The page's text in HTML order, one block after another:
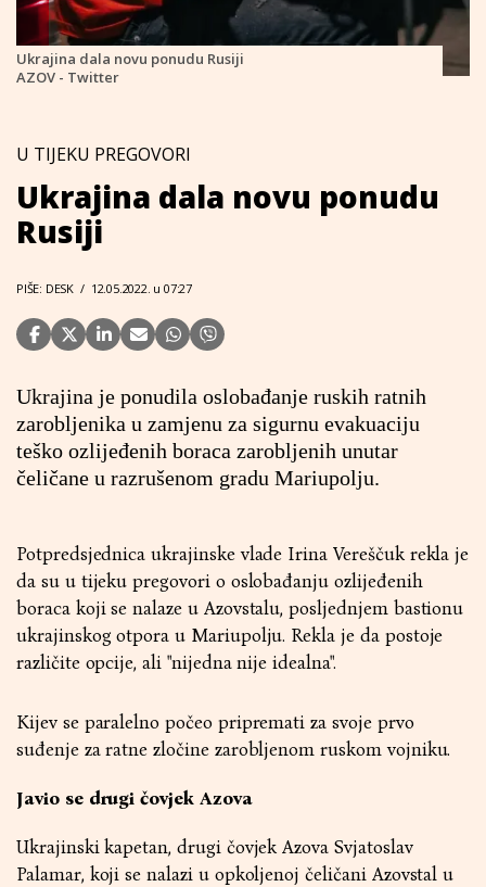
Ukrajina dala novu ponudu Rusiji
AZOV - Twitter
U TIJEKU PREGOVORI
Ukrajina dala novu ponudu
Rusiji
PIŠE: DESK / 12.05.2022. u 07:27
Ukrajina je ponudila oslobađanje ruskih ratnih
zarobljenika u zamjenu za sigurnu evakuaciju
teško ozlijeđenih boraca zarobljenih unutar
čeličane u razrušenom gradu Mariupolju.
Potpredsjednica ukrajinske vlade Irina Vereščuk rekla je
da su u tijeku pregovori o oslobađanju ozlijeđenih
boraca koji se nalaze u Azovstalu, posljednjem bastionu
ukrajinskog otpora u Mariupolju. Rekla je da postoje
različite opcije, ali "nijedna nije idealna".
Kijev se paralelno počeo pripremati za svoje prvo
suđenje za ratne zločine zarobljenom ruskom vojniku.
Javio se drugi čovjek Azova
Ukrajinski kapetan, drugi čovjek Azova Svjatoslav
Palamar, koji se nalazi u opkoljenoj čeličani Azovstal u